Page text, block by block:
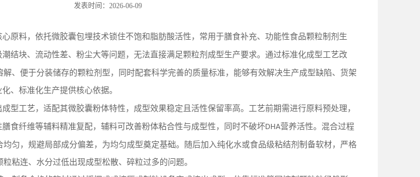
发表时间：2026-06-09
原料，依托微胶囊包埋技术锁住不饱和脂肪酸活性，常用于膳食补充、功能性食品颗粒制剂生
结块、流动性差、粉尘大等问题，无法直接满足颗粒剂成型生产要求。通过标准化成型工艺改
、便于分装储存的颗粒剂型，同时配套科学完善的质量标准，能够有效解决生产成型缺陷、货架
、标准化生产提供核心依据。
型工艺，适配其微胶囊粉体特性，成型效果稳定且活性保留率高。工艺前期需进行原料预处理，
食纤维等辅料精准复配，辅料可改善粉体粘合性与成型性，同时不破坏DHA营养活性。混合过程
匀，规避局部成分偏差，为均匀成型奠定基础。随后加入纯化水或食品级粘结剂制备软材，严格
粘连、水分过低出现成型松散、碎粒过多的问题。